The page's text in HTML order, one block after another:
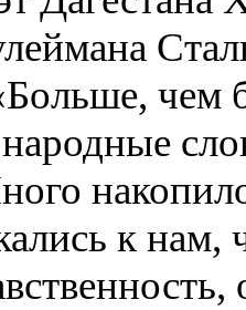
чем
народные
к